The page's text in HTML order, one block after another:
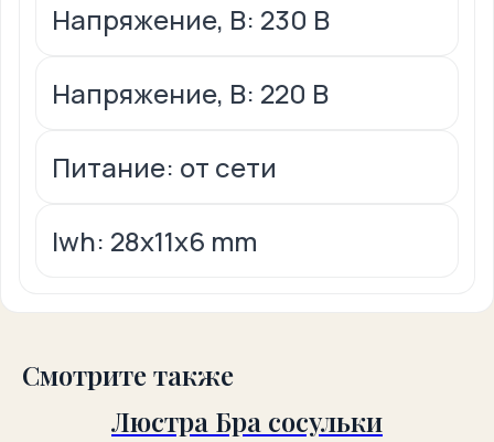
Напряжение, В: 230 В
Напряжение, В: 220 В
Питание: от сети
lwh: 28x11x6 mm
Смотрите также
Люстра Бра сосульки